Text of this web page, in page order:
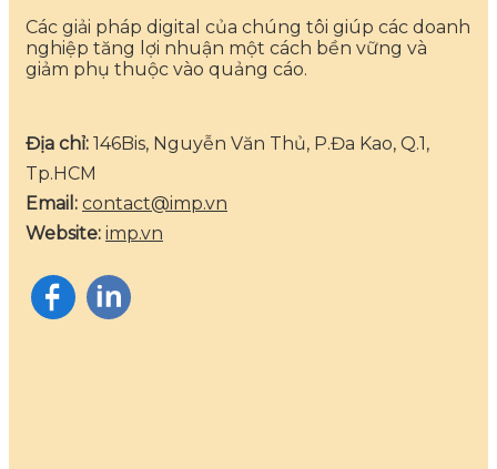
Các giải pháp digital của chúng tôi giúp các doanh
nghiệp tăng lợi nhuận một cách bền vững và
giảm phụ thuộc vào quảng cáo.
Địa chỉ: 146Bis, Nguyễn Văn Thủ, P.Đa Kao, Q.1,
Tp.HCM
Email: contact@imp.vn
Website: imp.vn